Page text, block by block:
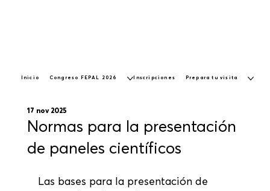
Inicio Congreso FEPAL 2026 Inscripciones Prepara tu visita
Normas para la presentación
de paneles científicos
17 nov 2025
Las bases para la presentación de